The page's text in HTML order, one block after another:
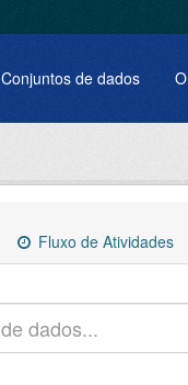
Conjuntos de dados
Fluxo de Atividades